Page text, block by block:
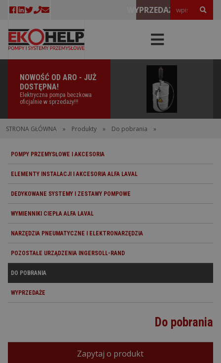
WYPRZEDAŻE!
NOWOŚĆ OD ARO - JUŻ
DOSTĘPNA!
Elektryczna pompa beczkowa
oficjalnie w sprzedaży!!!
STRONA GŁÓWNA » Produkty » Do pobrania »
POMPY PRZEMYSŁOWE I AKCESORIA
ELEMENTY INSTALACJI I AKCESORIA ALFA LAVAL
DEDYKOWANE SYSTEMY I ZESTAWY POMPOWE
WYMIENNIKI CIEPŁA ALFA LAVAL
NARZĘDZIA PNEUMATYCZNE I ELEKTRONARZĘDZIA
POZOSTAŁE URZĄDZENIA INGERSOLL-RAND
DO POBRANIA
WYPRZEDAŻE
Do pobrania
Zapytaj o produkt